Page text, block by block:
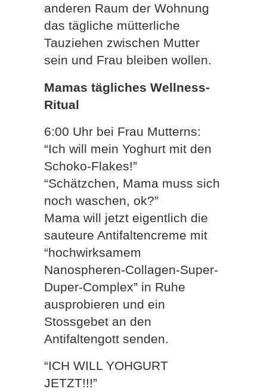
anderen Raum der Wohnung
das tägliche mütterliche
Tauziehen zwischen Mutter
sein und Frau bleiben wollen.
Mamas tägliches Wellness-
Ritual
6:00 Uhr bei Frau Mutterns:
“Ich will mein Yoghurt mit den
Schoko-Flakes!”
“Schätzchen, Mama muss sich
noch waschen, ok?”
Mama will jetzt eigentlich die
sauteure Antifaltencreme mit
“hochwirksamem
Nanospheren-Collagen-Super-
Duper-Complex” in Ruhe
ausprobieren und ein
Stossgebet an den
Antifaltengott senden.
“ICH WILL YOHGURT
JETZT!!!”